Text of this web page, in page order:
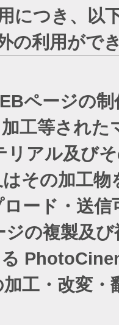
につき、以
の利用がで
ページの制
工等され
リアル及び
その加工物
ード・送信
の複製及び
工・改変